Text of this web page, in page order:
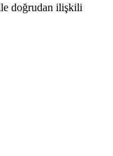
doğrudan ilişkili